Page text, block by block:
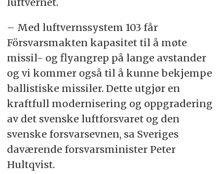
– Med luftvernssystem 103 får
Försvarsmakten kapasitet til å møte
missil- og flyangrep på lange avstander
og vi kommer også til å kunne bekjempe
ballistiske missiler. Dette utgjør en
kraftfull modernisering og oppgradering
av det svenske luftforsvaret og den
svenske forsvarsevnen, sa Sveriges
daværende forsvarsminister Peter
Hultqvist.